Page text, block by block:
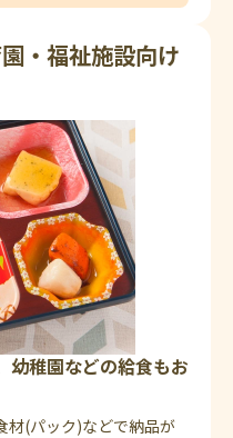
・福祉施設向け
幼稚園などの給食もお
材(パック)などで納品が